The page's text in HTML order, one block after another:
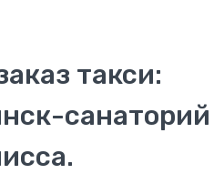
такси:
санаторий